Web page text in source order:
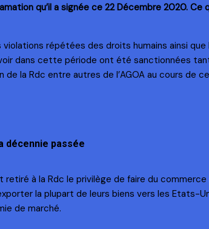
qu’il a signée ce 22 Décembre 2020. Ce
répétées des droits humains ainsi
dans cette période ont été sanctionnées
la Rdc entre autres de l’AGOA au cours
décennie passée
à la Rdc le privilège de faire du
la plupart de leurs biens vers les Etats-
de marché.